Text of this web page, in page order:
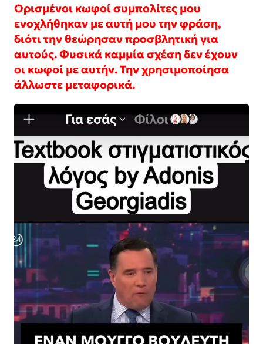
Ορισμένοι κωφοί συμπολίτες μου
ενοχλήθηκαν με αυτή μου την φράση,
διότι την θεώρησαν προσβλητική για
αυτούς. Φυσικά καμμία σχέση δεν έχουν
οι κωφοί με αυτήν. Την χρησιμοποίησα
άλλωστε μεταφορικά.